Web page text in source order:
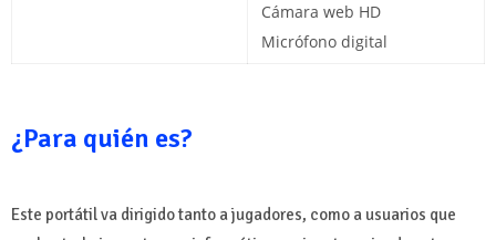
Cámara web HD
Micrófono digital
¿Para quién es?
Este portátil va dirigido tanto a jugadores, como a usuarios que